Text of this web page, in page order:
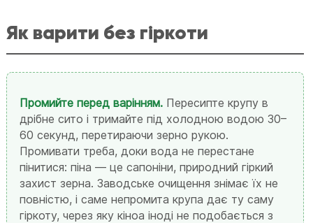
Як варити без гіркоти
Промийте перед варінням. Пересипте крупу в
дрібне сито і тримайте під холодною водою 30–
60 секунд, перетираючи зерно рукою.
Промивати треба, доки вода не перестане
пінитися: піна — це сапоніни, природний гіркий
захист зерна. Заводське очищення знімає їх не
повністю, і саме непромита крупа дає ту саму
гіркоту, через яку кіноа іноді не подобається з